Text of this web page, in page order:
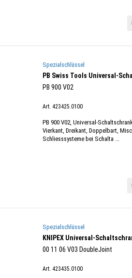
Spezialschlüssel
PB Swiss Tools Universal-
PB 900 V02
Art. 423425.0100
PB 900 V02, Universal-
Vierkant, Dreikant, Doppelbart,
Schliesssysteme bei Schalta ...
Spezialschlüssel
KNIPEX Universal-
00 11 06 V03 DoubleJoint
Art. 423435.0100